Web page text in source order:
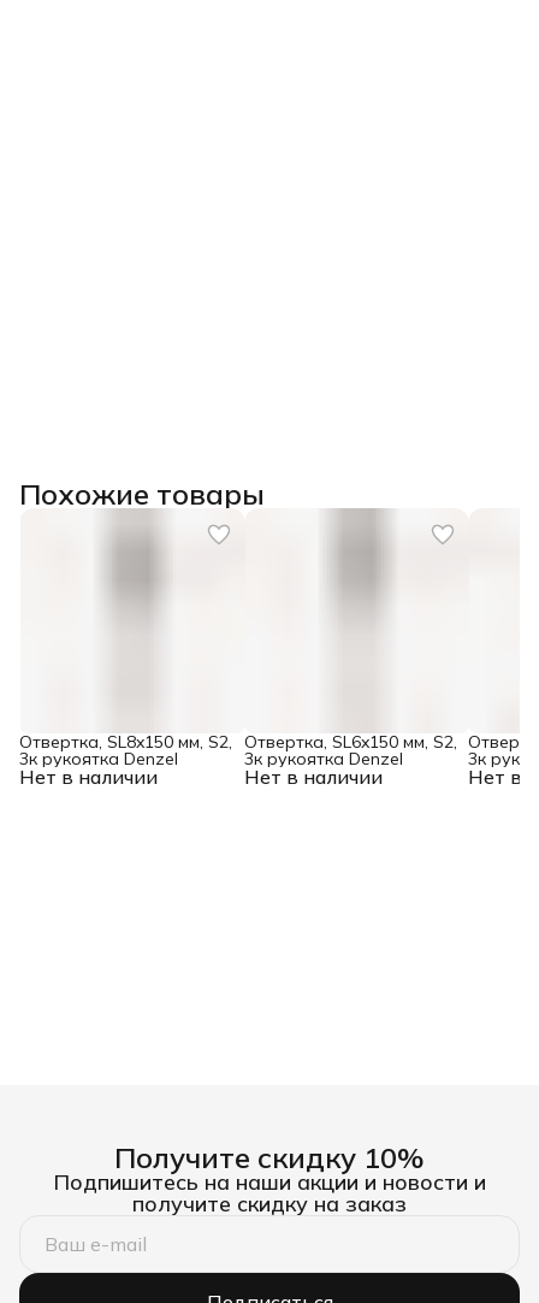
Похожие товары
Нет в наличии
Отвертка, SL8x150 мм, S2,
3к рукоятка Denzel
Нет в наличии
Отвертка, SL6x150 мм, S2,
3к рукоятка Denzel
Нет в
3к
Получите скидку 10%
Подпишитесь на наши акции и новости и
получите скидку на заказ